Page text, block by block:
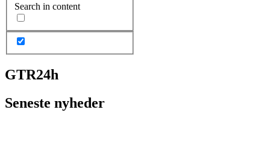
Search in content
GTR24h
Seneste nyheder